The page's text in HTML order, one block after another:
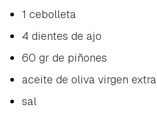
1 cebolleta
4 dientes de ajo
60 gr de piñones
aceite de oliva virgen extra
sal